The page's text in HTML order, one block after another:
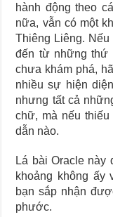
hành động theo
nữa, vẫn có một
Thiêng Liêng.
đến từ những thứ
chưa khám phá,
nhiều sự hiện
nhưng tất cả
chữ, mà nếu
dẫn nào.
Lá bài Oracle
khoảng không
bạn sắp nhận
phước.